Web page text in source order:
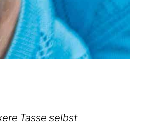
Tasse selbst